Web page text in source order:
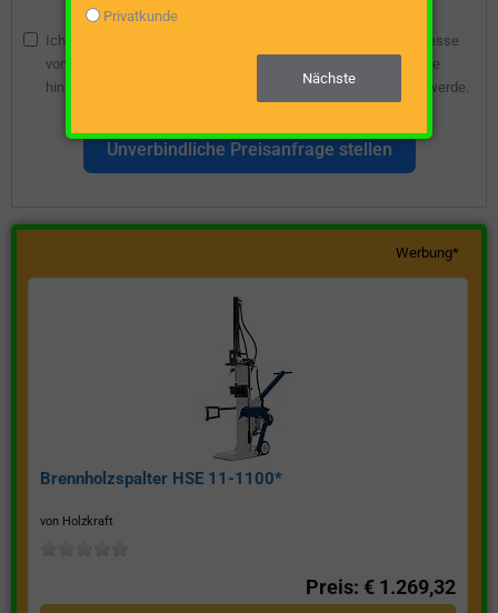
Ich bin damit einverstanden, dass die angegebene E-Mail-Adresse
vom Webseitenbetreiber gespeichert wird, damit ich über diese
hinsichtlich eines unverbindlichen Preisangebots kontaktiert werde.
Unverbindliche Preisanfrage stellen
Werbung*
Brennholzspalter HSE 11-1100*
von Holzkraft
Preis: € 1.269,32
Privatkunde
Nächste